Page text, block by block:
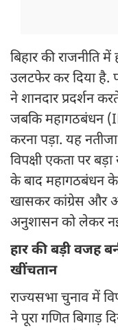
बिहार की राजनीति
उलटफेर कर दिया है.
ने शानदार प्रदर्शन
जबकि महागठबंधन
करना पड़ा. यह
विपक्षी एकता पर
के बाद महागठबंधन
खासकर कांग्रेस और
अनुशासन को लेकर
हार की बड़ी वजह
खींचतान
राज्यसभा चुनाव में
ने पूरा गणित बिगाड़